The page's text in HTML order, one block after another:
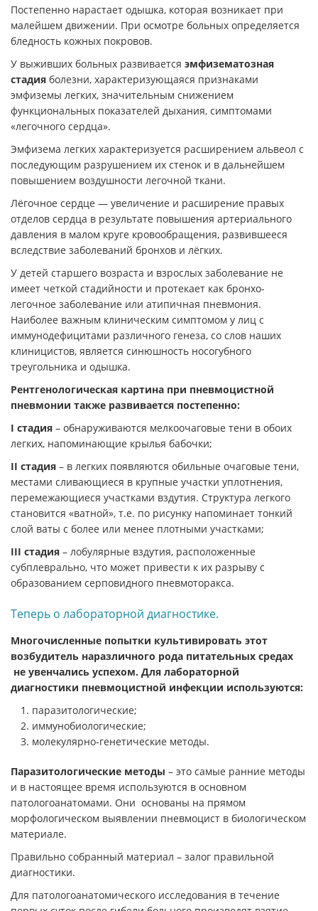
Постепенно нарастает одышка, которая возникает при
малейшем движении. При осмотре больных определяется
бледность кожных покровов.
У выживших больных развивается эмфизематозная
стадия болезни, характеризующаяся признаками
эмфиземы легких, значительным снижением
функциональных показателей дыхания, симптомами
«легочного сердца».
Эмфизема легких характеризуется расширением альвеол с
последующим разрушением их стенок и в дальнейшем
повышением воздушности легочной ткани.
Лёгочное сердце — увеличение и расширение правых
отделов сердца в результате повышения артериального
давления в малом круге кровообращения, развившееся
вследствие заболеваний бронхов и лёгких.
У детей старшего возраста и взрослых заболевание не
имеет четкой стадийности и протекает как бронхо-
легочное заболевание или атипичная пневмония.
Наиболее важным клиническим симптомом у лиц с
иммунодефицитами различного генеза, со слов наших
клиницистов, является синюшность носогубного
треугольника и одышка.
Рентгенологическая картина при пневмоцистной
пневмонии также развивается постепенно:
I стадия – обнаруживаются мелкоочаговые тени в обоих
легких, напоминающие крылья бабочки;
II стадия – в легких появляются обильные очаговые тени,
местами сливающиеся в крупные участки уплотнения,
перемежающиеся участками вздутия. Структура легкого
становится «ватной», т.е. по рисунку напоминает тонкий
слой ваты с более или менее плотными участками;
III стадия – лобулярные вздутия, расположенные
субплеврально, что может привести к их разрыву с
образованием серповидного пневмоторакса.
Теперь о лабораторной диагностике.
Многочисленные попытки культивировать этот
возбудитель наразличного рода питательных средах
не увенчались успехом. Для лабораторной
диагностики пневмоцистной инфекции используются:
паразитологические;
иммунобиологические;
молекулярно-генетические методы.
Паразитологические методы – это самые ранние методы
и в настоящее время используются в основном
патологоанатомами. Они основаны на прямом
морфологическом выявлении пневмоцист в биологическом
материале.
Правильно собранный материал – залог правильной
диагностики.
Для патологоанатомического исследования в течение